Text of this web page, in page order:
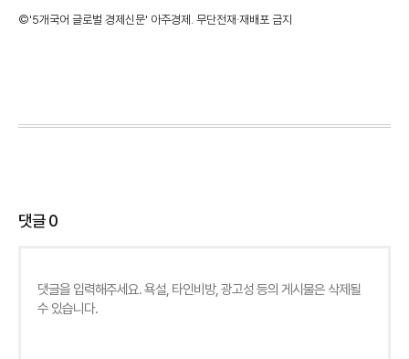
©'5개국어 글로벌 경제신문' 아주경제. 무단전재·재배포 금지
댓글0